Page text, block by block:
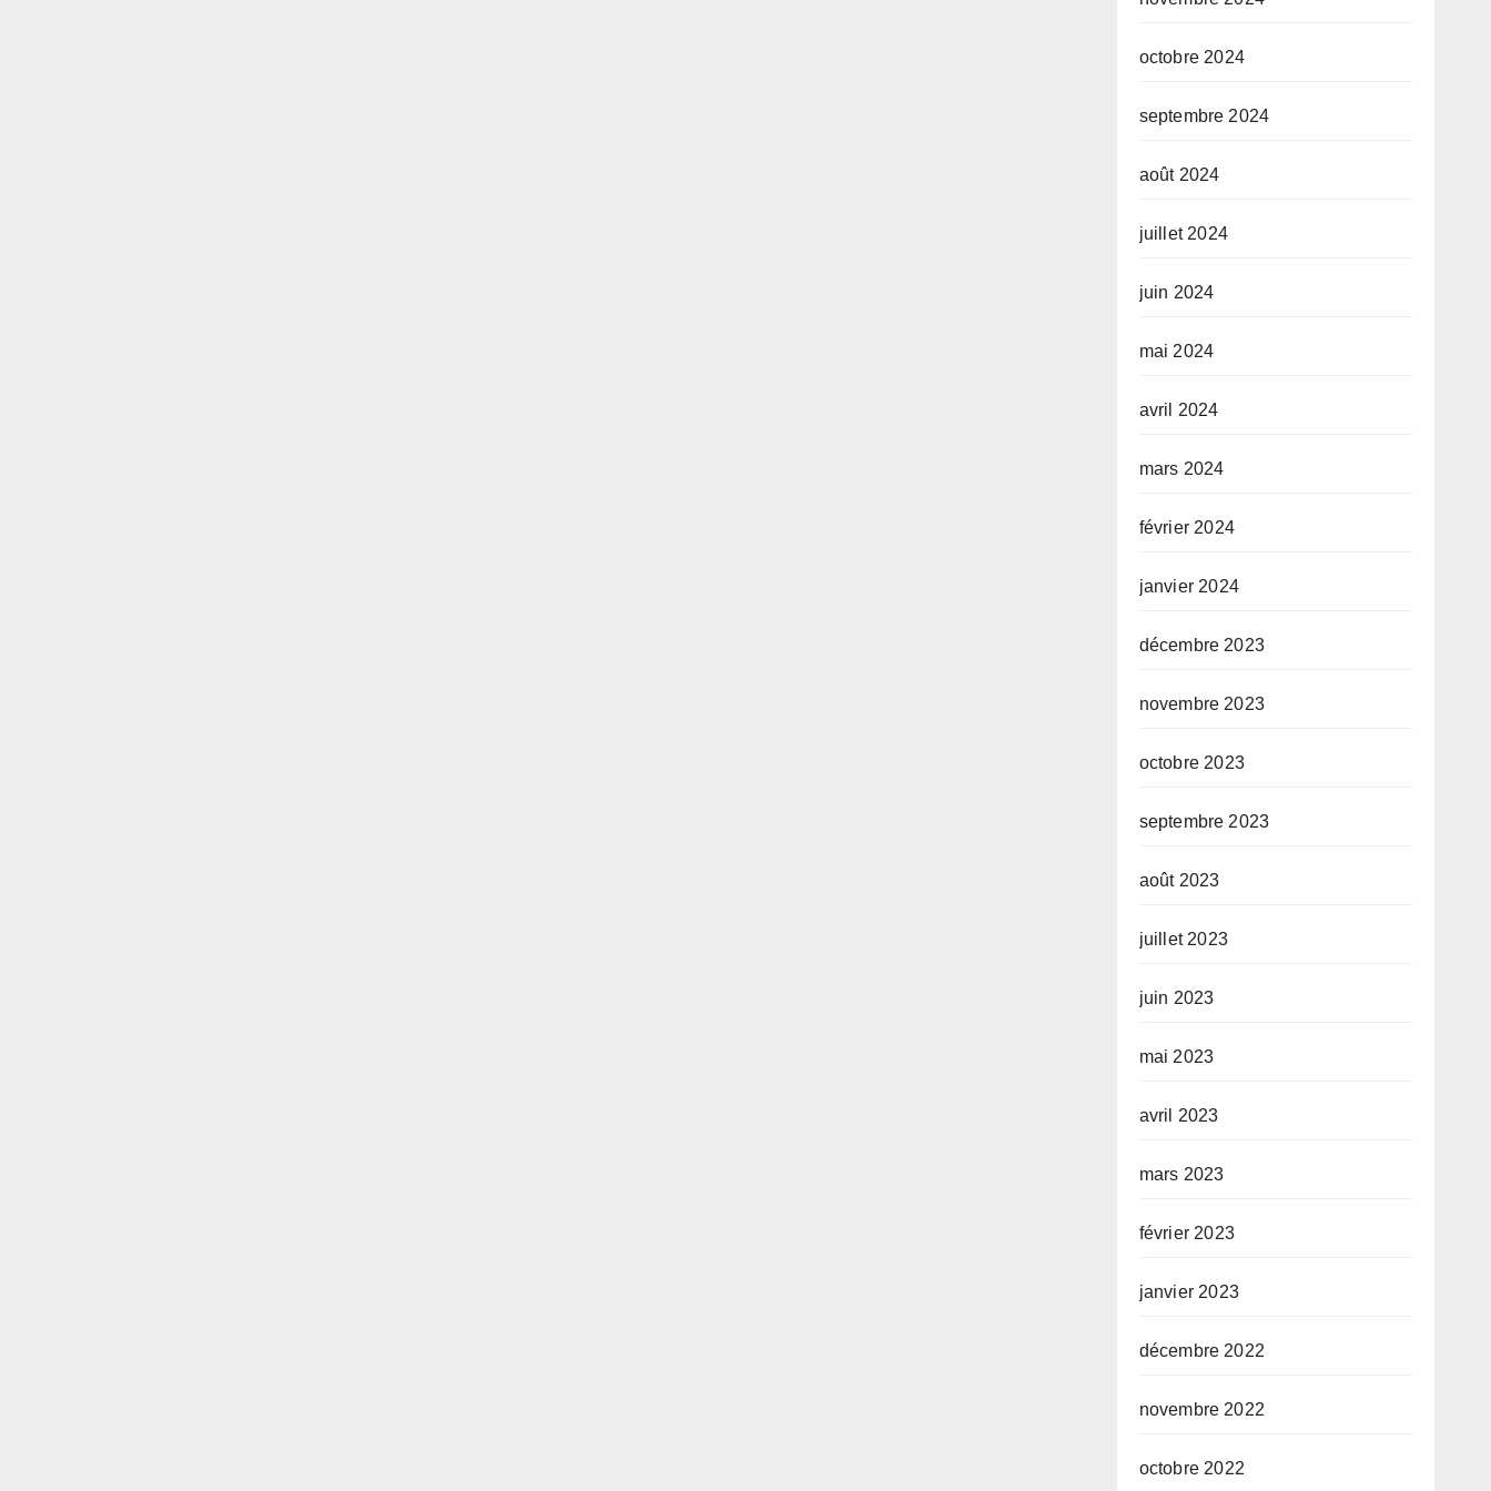
octobre 2024
septembre 2024
août 2024
juillet 2024
juin 2024
mai 2024
avril 2024
mars 2024
février 2024
janvier 2024
décembre 2023
novembre 2023
octobre 2023
septembre 2023
août 2023
juillet 2023
juin 2023
mai 2023
avril 2023
mars 2023
février 2023
janvier 2023
décembre 2022
novembre 2022
octobre 2022